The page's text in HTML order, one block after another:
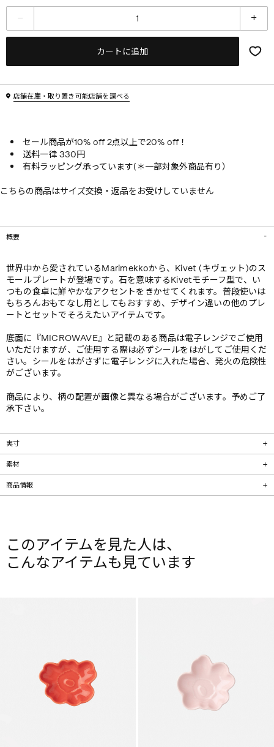
カートに追加
店舗在庫・取り置き可能店舗を調べる
セール商品が10% off 2点以上で20% off！
送料一律 330円
有料ラッピング承っています(＊一部対象外商品有り）
こちらの商品はサイズ交換・返品をお受けしていません
概要
世界中から愛されているMarimekkoから、Kivet (キヴェット)のス
モールプレートが登場です。石を意味するKivetモチーフ型で、い
つもの食卓に鮮やかなアクセントをきかせてくれます。普段使いは
もちろんおもてなし用としてもおすすめ、デザイン違いの他のプレ
ートとセットでそろえたいアイテムです。
底面に『MICROWAVE』と記載のある商品は電子レンジでご使用
いただけますが、ご使用する際は必ずシールをはがしてご使用くだ
さい。シールをはがさずに電子レンジに入れた場合、発火の危険性
がございます。
商品により、柄の配置が画像と異なる場合がございます。予めご了
承下さい。
実寸
素材
商品情報
このアイテムを見た人は、
こんなアイテムも見ています